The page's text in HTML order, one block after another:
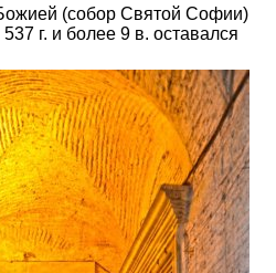
(собор Святой Софии)
г. и более 9 в. оставался